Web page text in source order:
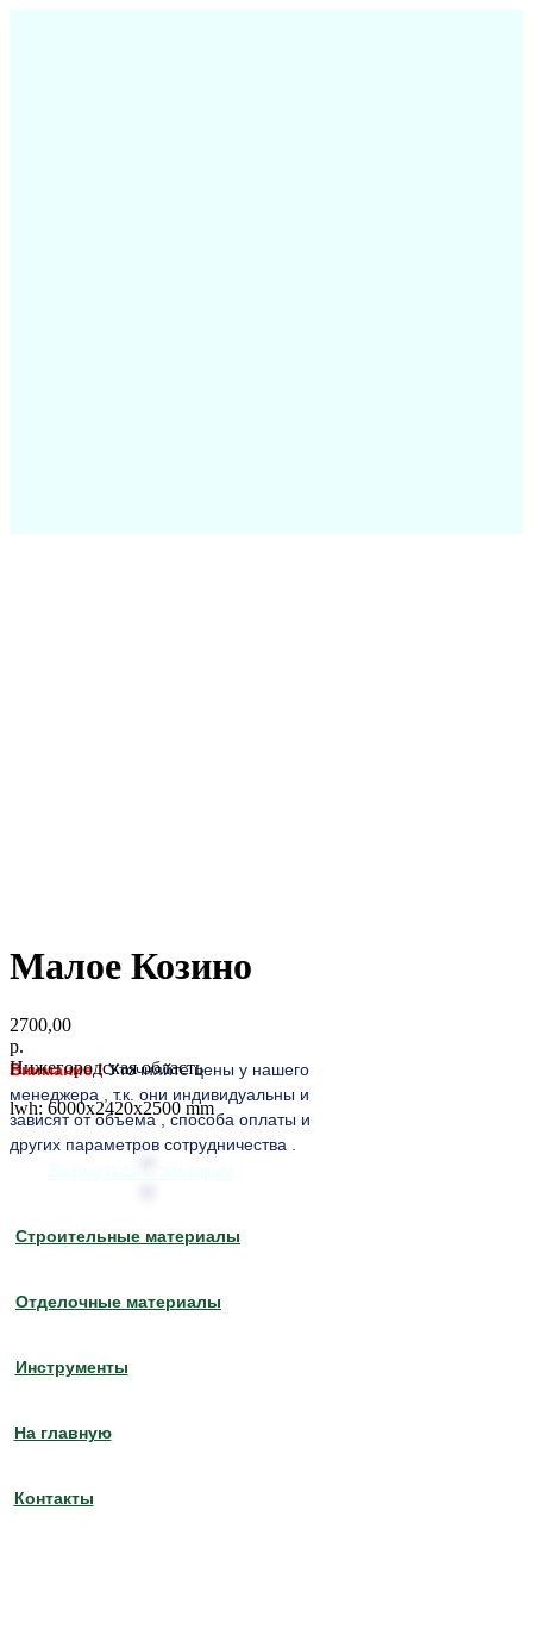
Внимание !Уточняйте цены у нашего
менеджера , т.к. они индивидуальны и
зависят от объема , способа оплаты и
других параметров сотрудничества .
Строительные материалы
Отделочные материалы
Инструменты
На главную
Контакты
Малое Козино
2700,00
р.
Нижегородская область
lwh: 6000x2420x2500 mm